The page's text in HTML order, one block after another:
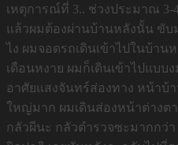
เหตุการณ์ที่ 3.. ช่วงประมาณ
แล้วผมต้องผ่านบ้านหลังนั้น ขั
ไง ผมจอดรถเดินเข้าไปในบ้า
เดือนหงาย ผมก็เดินเข้าไปแบ
อาศัยแสงจันทร์ส่องทาง หน้าบ้
ใหญ่มาก ผมเดินส่องหน้าต่างต
กลัวผีนะ กลัวตำรวจซะมากกว่